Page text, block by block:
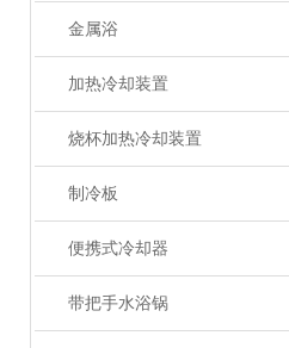
金属浴
加热冷却装置
烧杯加热冷却装置
制冷板
便携式冷却器
带把手水浴锅